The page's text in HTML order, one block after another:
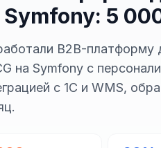
Symfony: 5
B2B-платформу
на Symfony с
с 1С и WMS,